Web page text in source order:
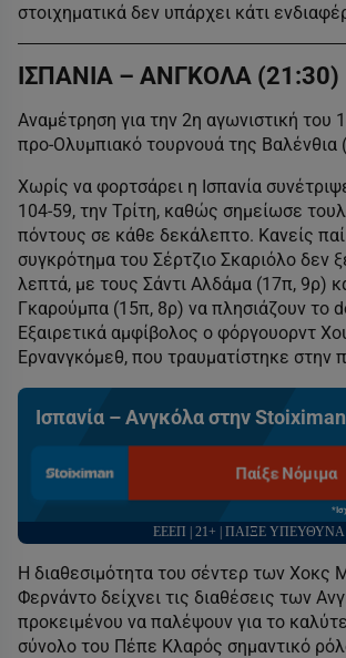
στοιχηματικά δεν υπάρχει κάτι
ΙΣΠΑΝΙΑ – ΑΝΓΚΟΛΑ (21:30)
Αναμέτρηση για την 2η αγωνιστική του
προ-Ολυμπιακό τουρνουά της Βαλένθια
Χωρίς να φορτσάρει η Ισπανία
104-59, την Τρίτη, καθώς σημείωσε
πόντους σε κάθε δεκάλεπτο. Κανείς
συγκρότημα του Σέρτζιο Σκαριόλο δεν
λεπτά, με τους Σάντι Αλδάμα (17π, 9ρ)
Γκαρούμπα (15π, 8ρ) να πλησιάζουν το
Εξαιρετικά αμφίβολος ο φόργουορντ
Ερνανγκόμεθ, που τραυματίστηκε στην
Ισπανία – Ανγκόλα στην Stoiximan
Παίξε Νόμιμα
ΕΕΕΠ | 21+ | ΠΑΙΞΕ ΥΠΕΥΘΥΝΑ
Η διαθεσιμότητα του σέντερ των Χοκς
Φερνάντο δείχνει τις διαθέσεις των
προκειμένου να παλέψουν για το
σύνολο του Πέπε Κλαρός σημαντικό